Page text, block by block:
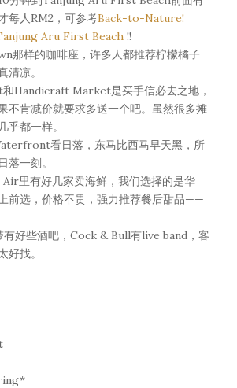
每人RM2，可参考Back-to-Nature!
Aru First Beach !!
那样的咖啡座，许多人都推荐柠檬橘子
清凉。
Handicraft Market是买手信必去之地，
不肯减价就要求多送一个吧。虽然很多摊
乎都一样。
看日落，东马比西马早天黑，所
落一刻。
里有好几家卖海鲜，我们选择的是华
前选，价格不贵，强力推荐餐后甜品——
好些酒吧，Cock & Bull有live band，客
好找。